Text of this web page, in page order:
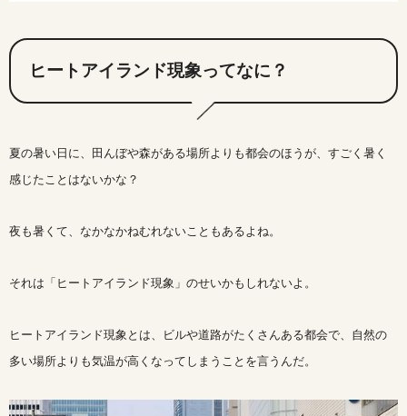
ヒートアイランド現象ってなに？
夏の暑い日に、田んぼや森がある場所よりも都会のほうが、すごく暑く
感じたことはないかな？
夜も暑くて、なかなかねむれないこともあるよね。
それは「ヒートアイランド現象」のせいかもしれないよ。
ヒートアイランド現象とは、ビルや道路がたくさんある都会で、自然の
多い場所よりも気温が高くなってしまうことを言うんだ。